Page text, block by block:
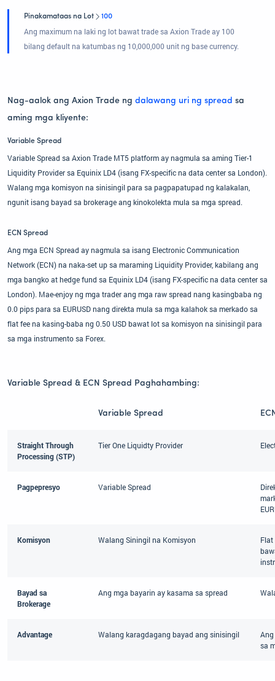
Pinakamataas na Lot 100
Ang maximum na laki ng lot bawat trade sa Axion Trade ay 100
bilang default na katumbas ng 10,000,000 unit ng base currency.
Nag-aalok ang Axion Trade ng dalawang uri ng spread sa
aming mga kliyente:
Variable Spread
Variable Spread sa Axion Trade MT5 platform ay nagmula sa aming Tier-1
Liquidity Provider sa Equinix LD4 (isang FX-specific na data center sa London).
Walang mga komisyon na sinisingil para sa pagpapatupad ng kalakalan,
ngunit isang bayad sa brokerage ang kinokolekta mula sa mga spread.
ECN Spread
Ang mga ECN Spread ay nagmula sa isang Electronic Communication
Network (ECN) na naka-set up sa maraming Liquidity Provider, kabilang ang
mga bangko at hedge fund sa Equinix LD4 (isang FX-specific na data center sa
London). Mae-enjoy ng mga trader ang mga raw spread nang kasingbaba ng
0.0 pips para sa EURUSD nang direkta mula sa mga kalahok sa merkado sa
flat fee na kasing-baba ng 0.50 USD bawat lot sa komisyon na sinisingil para
sa mga instrumento sa Forex.
Variable Spread & ECN Spread Paghahambing:
Variable Spread
Straight Through
Processing (STP)
Tier One Liquidty Provider
Pagpepresyo Variable Spread
Komisyon Walang Siningil na Komisyon
Flat
Bayad sa
Brokerage
Ang mga bayarin ay kasama sa spread
Advantage Walang karagdagang bayad ang sinisingil
sa